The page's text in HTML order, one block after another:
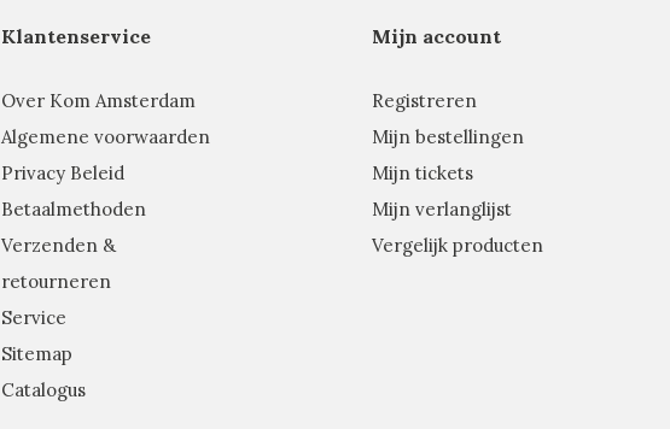
Klantenservice
Over Kom Amsterdam
Algemene voorwaarden
Privacy Beleid
Betaalmethoden
Verzenden &
retourneren
Service
Sitemap
Catalogus
Mijn account
Registreren
Mijn bestellingen
Mijn tickets
Mijn verlanglijst
Vergelijk producten